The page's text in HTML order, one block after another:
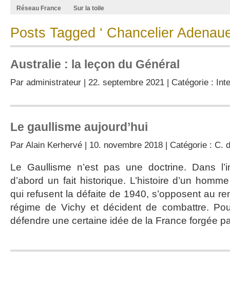
Réseau France
Sur la toile
Posts Tagged ‘ Chancelier
Australie : la leçon du Général
Par administrateur | 22. septembre 2021 | Catégorie :
Le gaullisme aujourd’hui
Par Alain Kerhervé | 10. novembre 2018 | Catégorie : C.
Le Gaullisme n’est pas une doctrine. Dans
d’abord un fait historique. L’histoire d’un
qui refusent la défaite de 1940, s’opposent au
régime de Vichy et décident de combattre.
défendre une certaine idée de la France forgée